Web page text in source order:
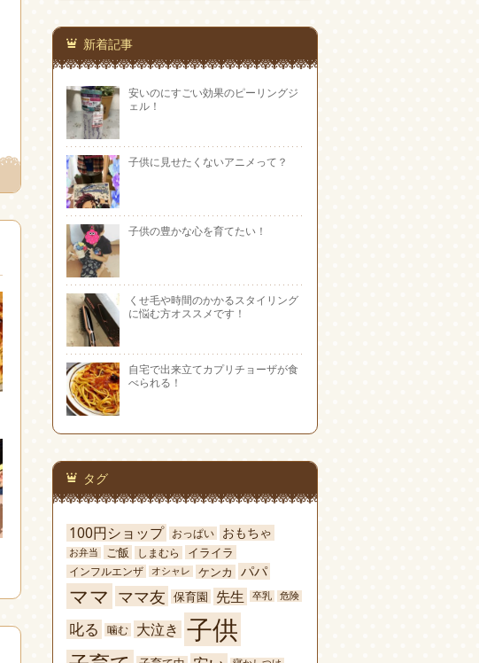
新着記事
安いのにすごい効果のピーリングジ
ェル！
子供に見せたくないアニメって？
子供の豊かな心を育てたい！
くせ毛や時間のかかるスタイリング
に悩む方オススメです！
自宅で出来立てカプリチョーザが食
べられる！
タグ
100円ショップ おっぱい おもちゃ
お弁当 ご飯 しまむら イライラ
インフルエンザ オシャレ ケンカ パパ
ママ ママ友 保育園 先生 卒乳 危険
叱る 噛む 大泣き 子供